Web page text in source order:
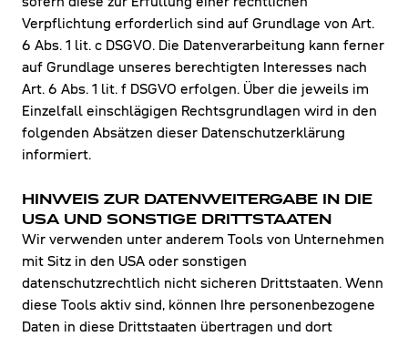
Verpflichtung erforderlich sind auf Grundlage von Art.
6 Abs. 1 lit. c DSGVO. Die Datenverarbeitung kann ferner
auf Grundlage unseres berechtigten Interesses nach
Art. 6 Abs. 1 lit. f DSGVO erfolgen. Über die jeweils im
Einzelfall einschlägigen Rechtsgrundlagen wird in den
folgenden Absätzen dieser Datenschutzerklärung
informiert.
HINWEIS ZUR DATENWEITERGABE IN DIE
USA UND SONSTIGE DRITTSTAATEN
Wir verwenden unter anderem Tools von Unternehmen
mit Sitz in den USA oder sonstigen
datenschutzrechtlich nicht sicheren Drittstaaten. Wenn
diese Tools aktiv sind, können Ihre personenbezogene
Daten in diese Drittstaaten übertragen und dort